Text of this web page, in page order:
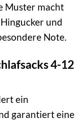
Muster macht
und
Note.
4-12
ein
garantiert eine